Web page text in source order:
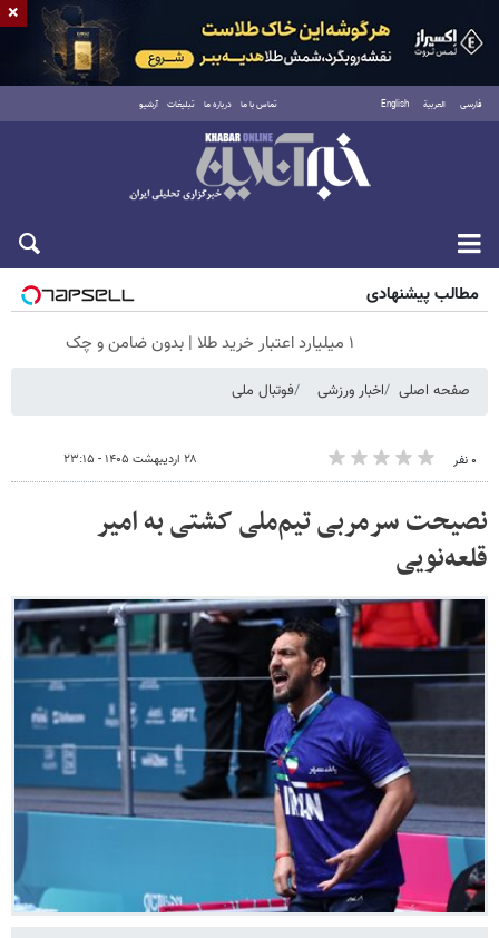
فارسی العربية English تماس با ما درباره ما تبلیغات آرشیو
جمعه ۱۶ مرداد ۱۴۰۵
مطالب پیشنهادی
۱ میلیارد اعتبار خرید طلا | بدون ضامن و چک
صفحه اصلی اخبار ورزشی فوتبال ملی
۰ نفر ۲۸ اردیبهشت ۱۴۰۵ - ۲۳:۱۵
نصیحت سرمربی تیم‌ملی کشتی به امیر
قلعه‎‌نویی
×